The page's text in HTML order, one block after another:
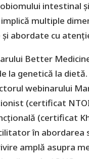
intestinal
multiple
abordate cu
Better
la genetică la
webinarului
(certificat
(certificat
în abordarea
amplă asupra